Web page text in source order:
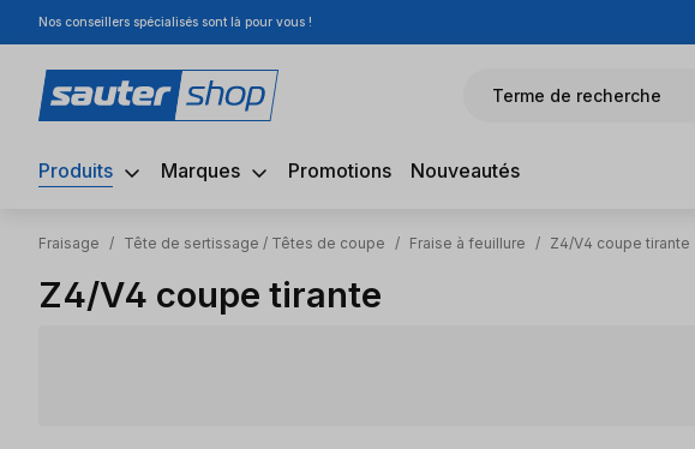
au contenu principal
Passer à la recherche
Passer à la navigation principale
Nos conseillers spécialisés sont là pour vous !
Terme de recherche
Produits Marques Promotions Nouveautés
Fraisage / Tête de sertissage / Têtes de coupe / Fraise à feuillure / Z4/V4 coupe tirante
Z4/V4 coupe tirante